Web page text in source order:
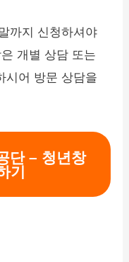
까지 신청하셔야
개별 상담 또는
시어 방문 상담을
단 – 청년창
기